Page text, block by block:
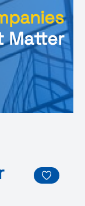
Matter